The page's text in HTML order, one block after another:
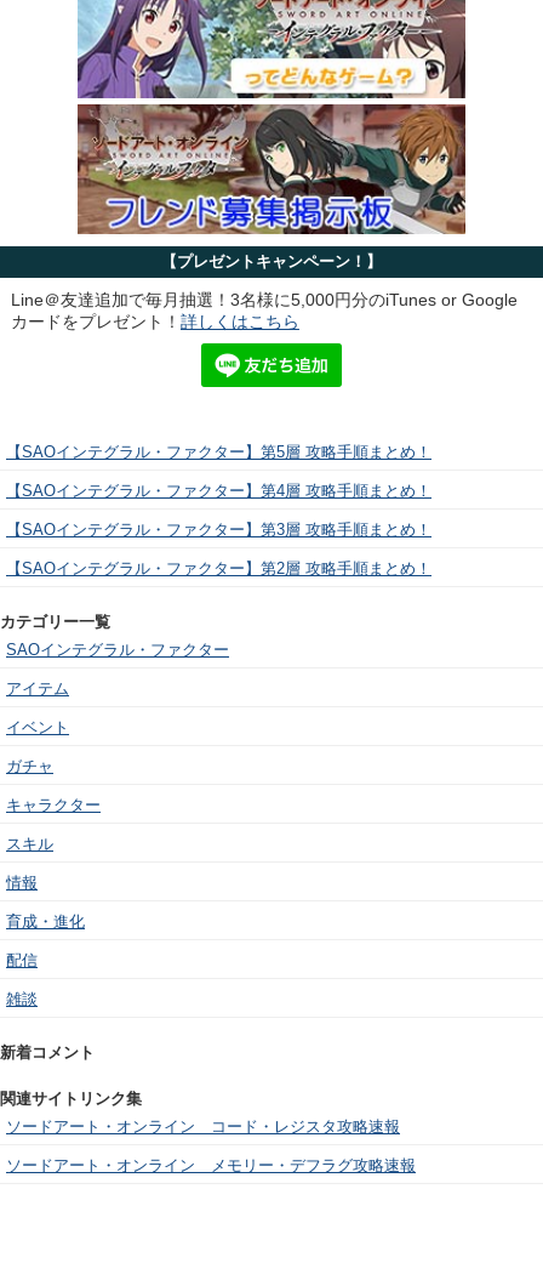
【プレゼントキャンペーン！】
Line＠友達追加で毎月抽選！3名様に5,000円分のiTunes or Google
カードをプレゼント！ 詳しくはこちら
【SAOインテグラル・ファクター】第5層 攻略手順まとめ！
【SAOインテグラル・ファクター】第4層 攻略手順まとめ！
【SAOインテグラル・ファクター】第3層 攻略手順まとめ！
【SAOインテグラル・ファクター】第2層 攻略手順まとめ！
カテゴリー一覧
SAOインテグラル・ファクター
アイテム
イベント
ガチャ
キャラクター
スキル
情報
育成・進化
配信
雑談
新着コメント
関連サイトリンク集
ソードアート・オンライン コード・レジスタ攻略速報
ソードアート・オンライン メモリー・デフラグ攻略速報